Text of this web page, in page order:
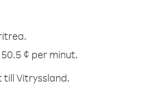
¢ per minut.
Vitryssland.